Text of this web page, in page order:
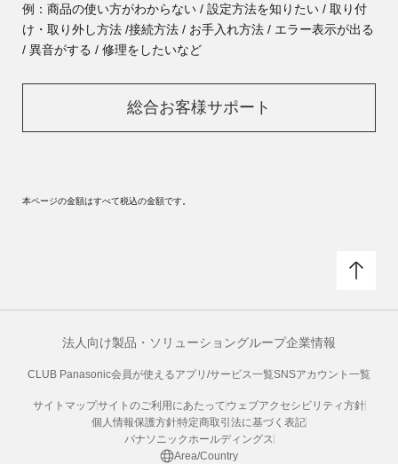
例：商品の使い方がわからない / 設定方法を知りたい / 取り付
け・取り外し方法 /接続方法 / お手入れ方法 / エラー表示が出る
/ 異音がする / 修理をしたいなど
総合お客様サポート
本ページの金額はすべて税込の金額です。
法人向け製品・ソリューショングループ企業情報
CLUB Panasonic会員が使えるアプリ/サービス一覧SNSアカウント一覧
サイトマップサイトのご利用にあたって ウェブアクセシビリティ方針
個人情報保護方針特定商取引法に基づく表記
パナソニックホールディングス
Area/Country